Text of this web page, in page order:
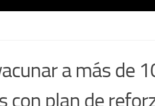
a más de
con plan de